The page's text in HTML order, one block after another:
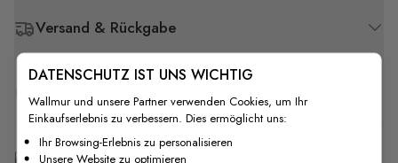
Versand & Rückgabe
F.A.Q
Kostenlose Anpassung
DATENSCHUTZ IST UNS WICHTIG
Wallmur und unsere Partner verwenden Cookies, um Ihr
Einkaufserlebnis zu verbessern. Dies ermöglicht uns:
Ihr Browsing-Erlebnis zu personalisieren
Unsere Website zu optimieren